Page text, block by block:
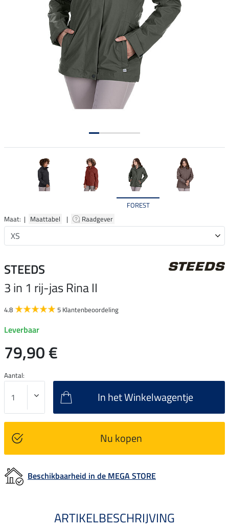
FOREST
Maat: | Maattabel | Raadgever
STEEDS
3 in 1 rij-jas Rina II
4.8 5 Klantenbeoordeling
Leverbaar
79,90 €
Aantal:
In het Winkelwagentje
Nu kopen
Beschikbaarheid in de MEGA STORE
ARTIKELBESCHRIJVING